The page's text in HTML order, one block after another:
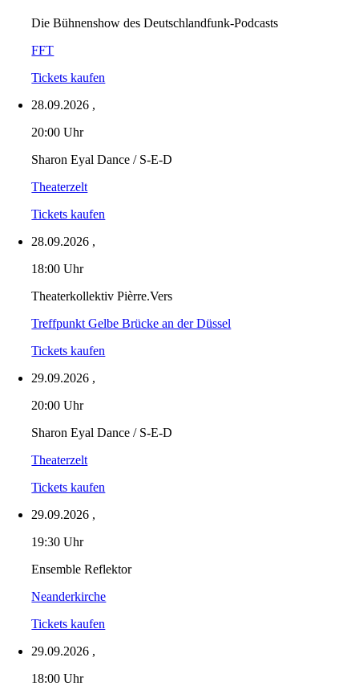
Die Bühnenshow des Deutschlandfunk-Podcasts
FFT
Tickets kaufen
28.09.2026 ,
20:00 Uhr
Sharon Eyal Dance / S-E-D
Theaterzelt
Tickets kaufen
28.09.2026 ,
18:00 Uhr
Theaterkollektiv Pièrre.Vers
Treffpunkt Gelbe Brücke an der Düssel
Tickets kaufen
29.09.2026 ,
20:00 Uhr
Sharon Eyal Dance / S-E-D
Theaterzelt
Tickets kaufen
29.09.2026 ,
19:30 Uhr
Ensemble Reflektor
Neanderkirche
Tickets kaufen
29.09.2026 ,
18:00 Uhr